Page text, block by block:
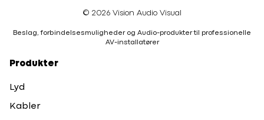
© 2026 Vision Audio Visual
Beslag, forbindelsesmuligheder og Audio-produkter til professionelle
AV-installatører
Produkter
Lyd
Kabler